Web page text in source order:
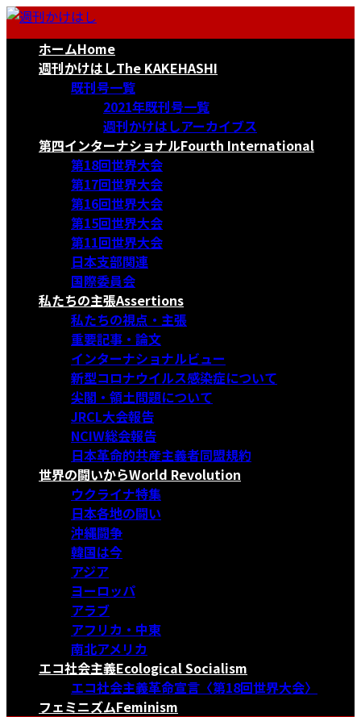
コ
ナ
ホームHome
週刊かけはしThe KAKEHASHI
既刊号一覧
2021年既刊号一覧
週刊かけはしアーカイブス
第四インターナショナルFourth International
第18回世界大会
第17回世界大会
第16回世界大会
第15回世界大会
第11回世界大会
日本支部関連
国際委員会
私たちの主張Assertions
私たちの視点・主張
重要記事・論文
インターナショナルビュー
新型コロナウイルス感染症について
尖閣・領土問題について
JRCL大会報告
NCIW総会報告
日本革命的共産主義者同盟規約
世界の闘いからWorld Revolution
ウクライナ特集
日本各地の闘い
沖縄闘争
韓国は今
アジア
ヨーロッパ
アラブ
アフリカ・中東
南北アメリカ
エコ社会主義Ecological Socialism
エコ社会主義革命宣言〈第18回世界大会〉
フェミニズムFeminism